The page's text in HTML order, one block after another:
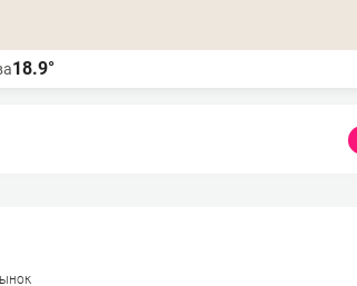
18.9°